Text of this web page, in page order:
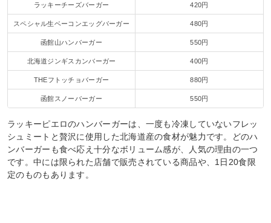
ラッキーチーズバーガー 420円
スペシャル生ベーコンエッグバーガー 480円
函館山ハンバーガー 550円
北海道ジンギスカンバーガー 400円
THEフトッチョバーガー 880円
函館スノーバーガー 550円
ラッキーピエロのハンバーガーは、一度も冷凍していないフレッ
シュミートと贅沢に使用した北海道産の食材が魅力です。どのハ
ンバーガーも食べ応え十分なボリューム感が、人気の理由の一つ
です。中には限られた店舗で販売されている商品や、1日20食限
定のものもあります。